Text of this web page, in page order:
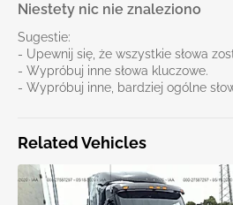
Niestety nic nie znaleziono
Sugestie:
- Upewnij się, że wszystkie słowa
- Wypróbuj inne słowa kluczowe.
- Wypróbuj inne, bardziej ogólne
Related Vehicles